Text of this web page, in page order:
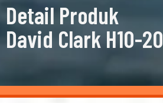
Detail Produk
David Clark H10-20